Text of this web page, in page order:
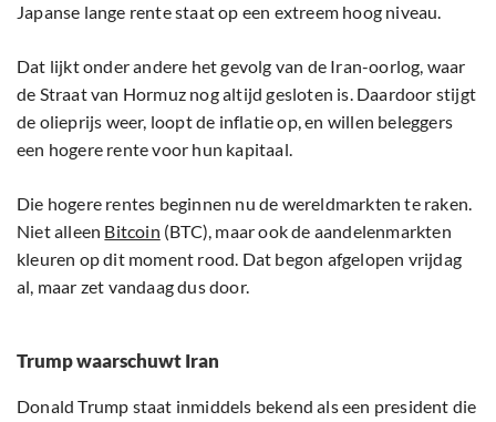
Japanse lange rente staat op een extreem hoog niveau.
Dat lijkt onder andere het gevolg van de Iran-oorlog, waar
de Straat van Hormuz nog altijd gesloten is. Daardoor stijgt
de olieprijs weer, loopt de inflatie op, en willen beleggers
een hogere rente voor hun kapitaal.
Die hogere rentes beginnen nu de wereldmarkten te raken.
Niet alleen Bitcoin (BTC), maar ook de aandelenmarkten
kleuren op dit moment rood. Dat begon afgelopen vrijdag
al, maar zet vandaag dus door.
Trump waarschuwt Iran
Donald Trump staat inmiddels bekend als een president die